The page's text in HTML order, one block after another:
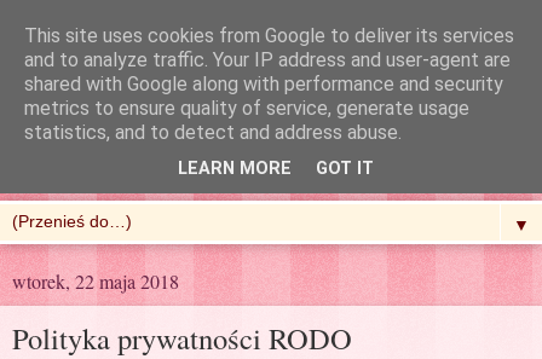
R'n'G Kitchen
▼
wtorek, 22 maja 2018
Polityka prywatności RODO
This site uses cookies from Google to deliver its services
and to analyze traffic. Your IP address and user-agent are
shared with Google along with performance and security
metrics to ensure quality of service, generate usage
statistics, and to detect and address abuse.
LEARN MORE GOT IT